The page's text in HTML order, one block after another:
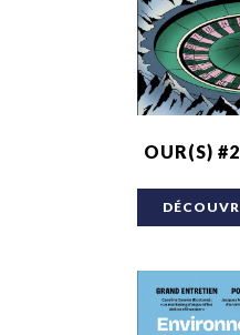
OUR(S)